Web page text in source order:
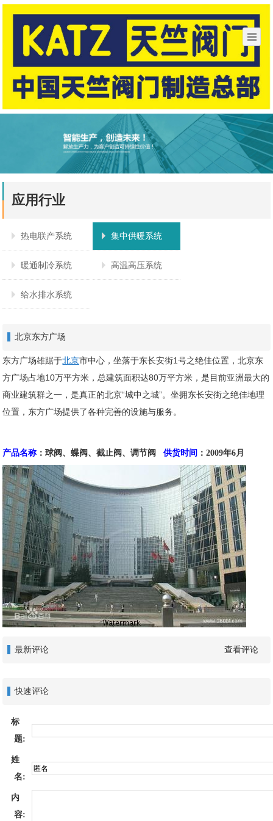
应用行业
热电联产系统 集中供暖系统
暖通制冷系统 高温高压系统
给水排水系统
北京东方广场
东方广场雄踞于北京市中心，坐落于东长安街1号之绝佳位置，北京东
方广场占地10万平方米，总建筑面积达80万平方米，是目前亚洲最大的
商业建筑群之一，是真正的北京“城中之城”。坐拥东长安街之绝佳地理
位置，东方广场提供了各种完善的设施与服务。
产品名称 ：球阀、蝶阀、截止阀、调节阀供货时间 ：2009年6月
查看评论
最新评论
快速评论
标
题:
姓
名:
内
容: